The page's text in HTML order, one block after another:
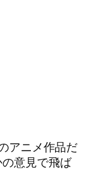
アニメ作品だ
意見で飛ば